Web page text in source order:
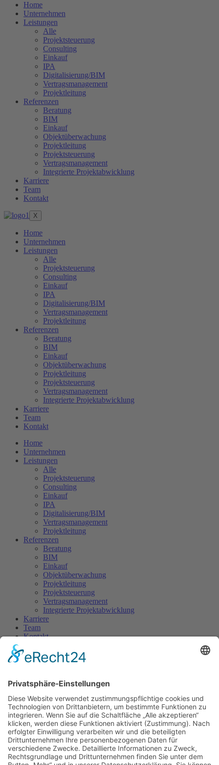
Home
Unternehmen
Leistungen
Alle
Projektsteuerung
Consulting
Einkauf
IPA
Digitalisierung/BIM
Vertragsmanagement
Projektleitung
Referenzen
Beratung
BIM
Einkauf
Objektüberwachung
Projektleitung
Projektsteuerung
Vertragsmanagement
Integrierte Projektabwicklung
Karriere
Team
Kontakt
X
Home
Unternehmen
Leistungen
Alle
Projektsteuerung
Consulting
Einkauf
IPA
Digitalisierung/BIM
Vertragsmanagement
Projektleitung
Referenzen
Beratung
BIM
Einkauf
Objektüberwachung
Projektleitung
Projektsteuerung
Vertragsmanagement
Integrierte Projektabwicklung
Karriere
Team
Kontakt
Home
Unternehmen
Leistungen
Alle
Projektsteuerung
Consulting
Einkauf
IPA
Digitalisierung/BIM
Vertragsmanagement
Projektleitung
Referenzen
Beratung
BIM
Einkauf
Objektüberwachung
Projektleitung
Projektsteuerung
Vertragsmanagement
Integrierte Projektabwicklung
Karriere
Team
Kontakt
Kontakt
Portfolio
Anschrift
Im Löwenhof, Löwengasse 27k,
60385 Frankfurt am Main